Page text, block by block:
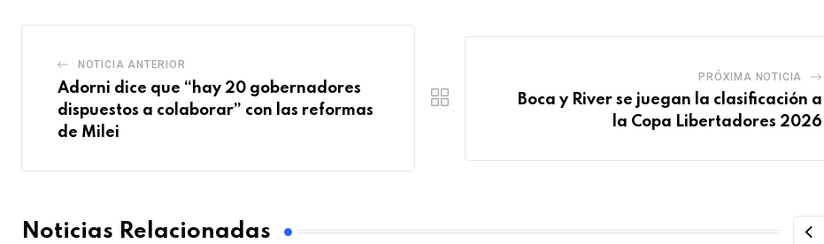
NOTICIA ANTERIOR
Adorni dice que “hay 20 gobernadores
dispuestos a colaborar” con las reformas
de Milei
PRÓXIMA NOTICIA
Boca y River se juegan la clasificación a
la Copa Libertadores 2026
Noticias Relacionadas